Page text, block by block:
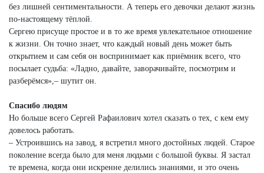
без лишней сентиментальности. А теперь его девочки делают жизнь
по-настоящему тёплой.
Сергею присуще простое и в то же время увлекательное отношение
к жизни. Он точно знает, что каждый новый день может быть
открытием и сам себя он воспринимает как приёмник всего, что
посылает судьба: «Ладно, давайте, заворачивайте, посмотрим и
разберёмся»,– шутит он.
Спасибо людям
Но больше всего Сергей Рафаилович хотел сказать о тех, с кем ему
довелось работать.
– Устроившись на завод, я встретил много достойных людей. Старое
поколение всегда было для меня людьми с большой буквы. Я застал
те времена, когда они искренне делились знаниями, и это очень